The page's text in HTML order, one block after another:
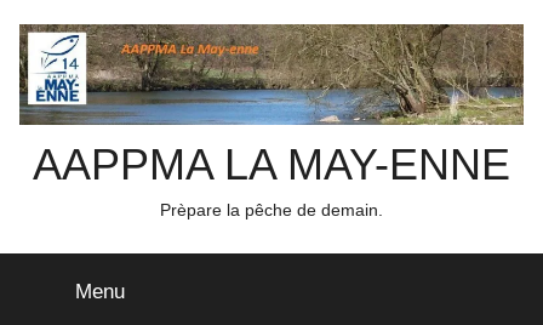
au
contenu
AAPPMA LA MAY-ENNE
Prèpare la pêche de demain.
Menu